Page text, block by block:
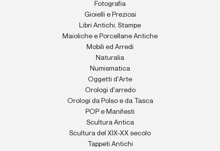
Fotografia
Gioielli e Preziosi
Libri Antichi, Stampe
Maioliche e Porcellane Antiche
Mobili ed Arredi
Naturalia
Numismatica
Oggetti d'Arte
Orologi d'arredo
Orologi da Polso e da Tasca
POP e Manifesti
Scultura Antica
Scultura del XIX-XX secolo
Tappeti Antichi